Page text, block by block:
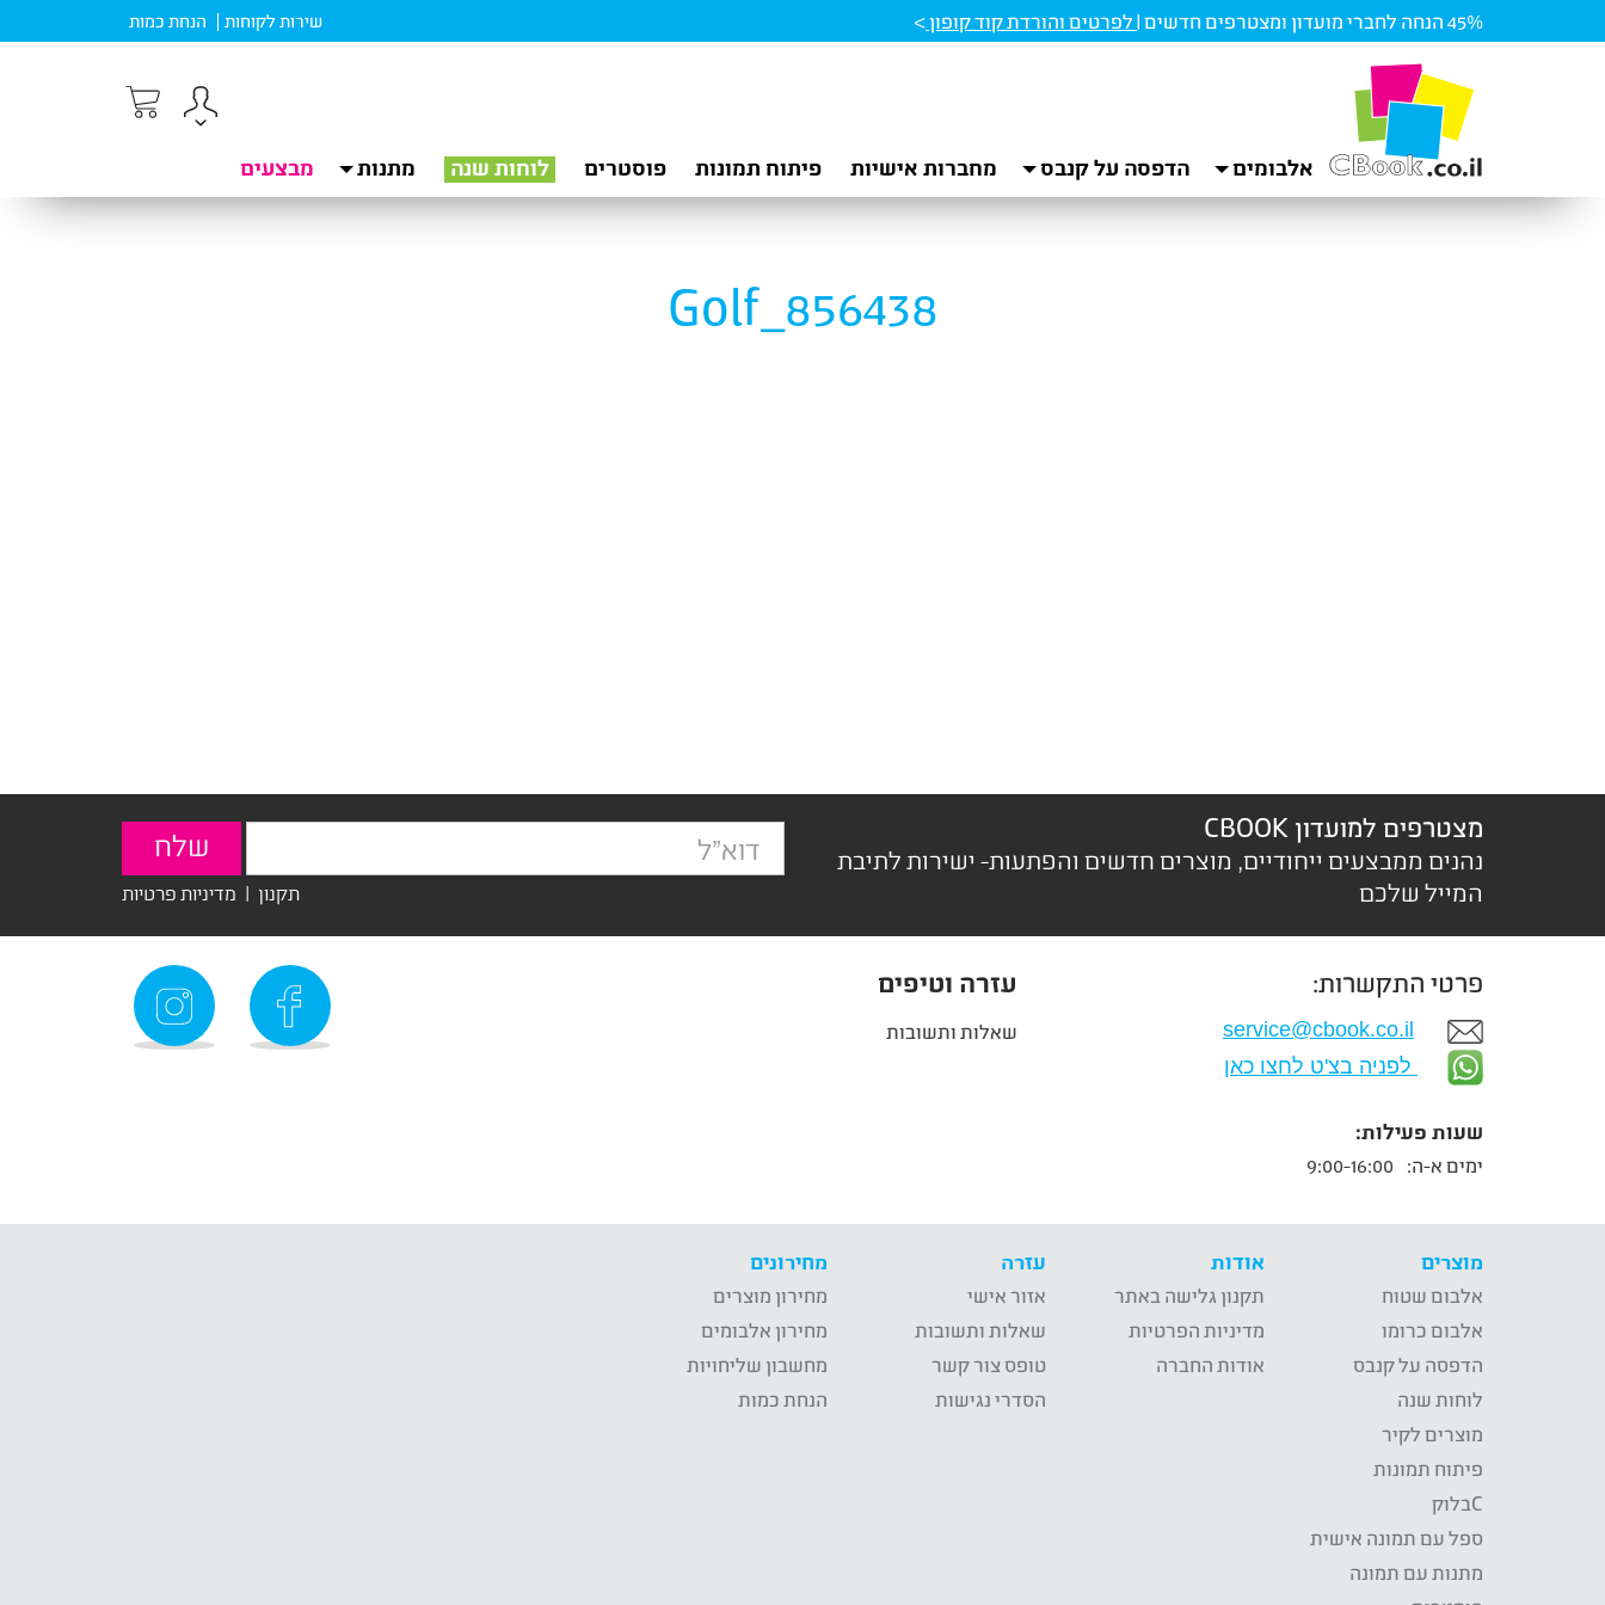
45% הנחה לחברי מועדון ומצטרפים חדשים | לפרטים והורדת קוד קופון> שירות לקוחות הנחת כמות
אלבומים הדפסה על קנבס מחברות אישיות פיתוח תמונות פוסטרים לוחות שנה מתנות מבצעים
Golf_856438
מצטרפים למועדון CBOOK
נהנים ממבצעים ייחודיים, מוצרים חדשים והפתעות- ישירות לתיבת
המייל שלכם
תקנון | מדיניות פרטיות
פרטי התקשרות:
service@cbook.co.il
לפניה בצ'ט לחצו כאן
שעות פעילות:
ימים א-ה:
עזרה וטיפים
שאלות ותשובות
מוצרים
אלבום שטוח
אלבום כרומו
הדפסה על קנבס
לוחות שנה
מוצרים לקיר
פיתוח תמונות
Cבלוק
ספל עם תמונה אישית
מתנות עם תמונה
אודות
תקנון גלישה באתר
מדיניות הפרטיות
אודות החברה
עזרה
אזור אישי
שאלות ותשובות
טופס צור קשר
הסדרי נגישות
מחירונים
מחירון מוצרים
מחירון אלבומים
מחשבון שליחויות
הנחת כמות